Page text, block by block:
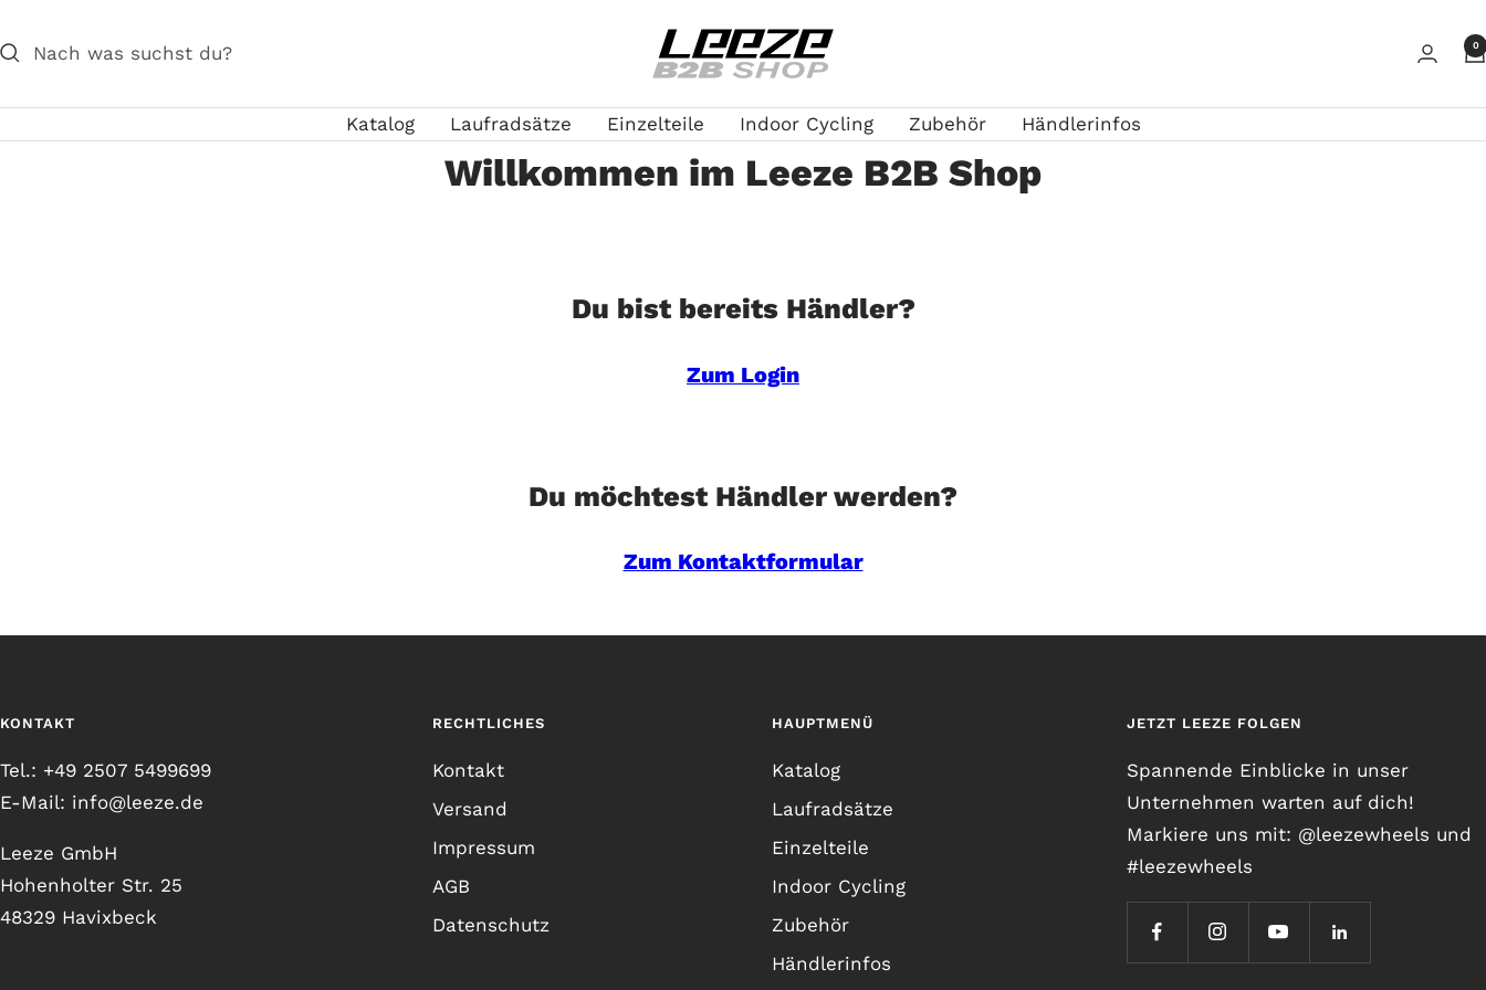
zum
Leeze
B2B
0
Katalog Laufradsätze Einzelteile Indoor Cycling Zubehör Händlerinfos
Willkommen im Leeze B2B Shop
Du bist bereits Händler?
Zum Login
Du möchtest Händler werden?
Zum Kontaktformular
KONTAKT
Tel.: +49 2507 5499699
E-Mail: info@leeze.de
Leeze GmbH
Hohenholter Str. 25
48329 Havixbeck
RECHTLICHES
Kontakt
Versand
Impressum
AGB
Datenschutz
HAUPTMENÜ
Katalog
Laufradsätze
Einzelteile
Indoor Cycling
Zubehör
Händlerinfos
JETZT LEEZE FOLGEN
Spannende Einblicke in unser
Unternehmen warten auf dich!
Markiere uns mit: @leezewheels und
#leezewheels